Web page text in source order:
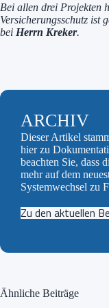
Bei allen drei Projekten
Versicherungsschutz ist
bei Herrn Kreker.
ARCHIV
Dieser Artikel
hier zu
beachten Sie, dass
mehr auf dem
Systemwechsel zu
Zu den aktuellen
Ähnliche Beiträge